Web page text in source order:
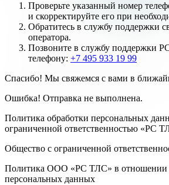
Проверьте указанный номер
и скорректируйте его при
Обратитесь в службу поддержки
оператора.
Позвоните в службу поддержки
телефону: +7 495 933 19 99
Спасибо! Мы свяжемся с вами в
Ошибка! Отправка не выполнена.
Политика обработки персональных
ограниченной ответственностью «PC
Общество с ограниченной
Политика ООО «PC ТЛС» в отношении
персональных данных